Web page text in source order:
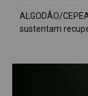
ALGODÃO/
sustentam